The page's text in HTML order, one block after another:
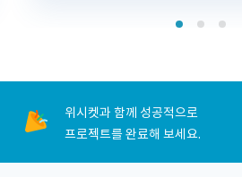
위시켓과 함께 성공적으로
프로젝트를 완료해 보세요.